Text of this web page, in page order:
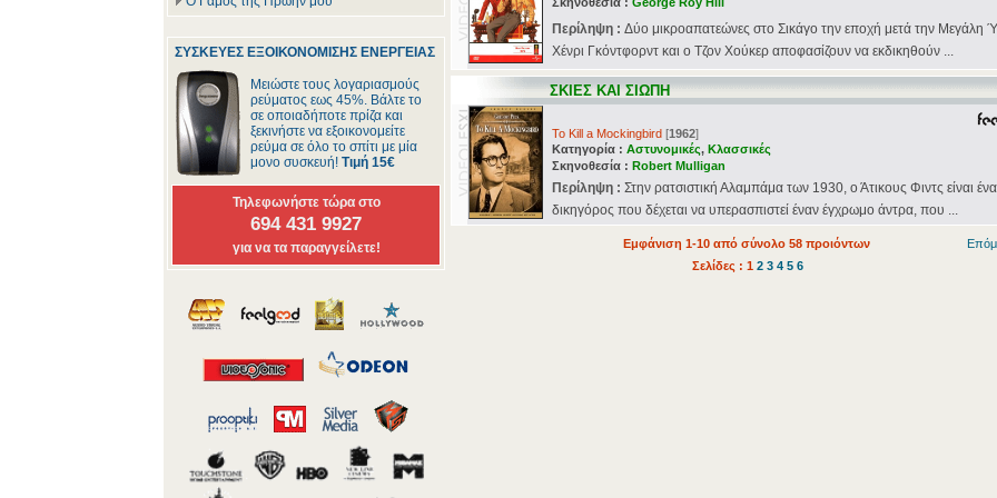
ΣΥΣΚΕΥΕΣ ΕΞΟΙΚΟΝΟΜΙΣΗΣ ΕΝΕΡΓΕΙΑΣ
Μειώστε τους λογαριασμούς
ρεύματος εως 45%. Βάλτε το
σε οποιαδήποτε πρίζα και
ξεκινήστε να εξοικονομείτε
ρεύμα σε όλο το σπίτι με μία
μονο συσκευή! Τιμή 15€
Τηλεφωνήστε τώρα στο
694 431 9927
για να τα παραγγείλετε!
Περίληψη : Δύο μικροαπατεώνες στο Σικάγο την εποχή μετά την Μεγάλη
Χένρι Γκόντφορντ και ο Τζον Χούκερ αποφασίζουν να εκδικηθούν ...
ΣΚΙΕΣ ΚΑΙ ΣΙΩΠΗ
To Kill a Mockingbird [1962]
Κατηγορία : Αστυνομικές, Κλασσικές
Σκηνοθεσία : Robert Mulligan
Περίληψη : Στην ρατσιστική Αλαμπάμα των 1930, ο Άτικους Φιντς είναι
δικηγόρος που δέχεται να υπερασπιστεί έναν έγχρωμο άντρα, που ...
Εμφάνιση 1-10 από σύνολο 58 προιόντων
Σελίδες : 1 2 3 4 5 6